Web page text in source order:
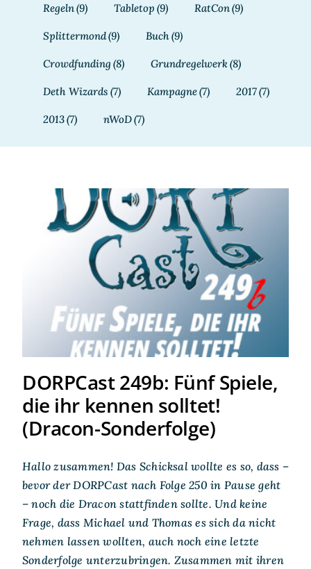
Regeln(9) Tabletop (9) RatCon(9)
Splittermond(9) Buch(9)
Crowdfunding (8) Grundregelwerk(8)
Deth Wizards (7) Kampagne(7) 2017(7)
2013(7) nWoD(7)
DORPCast 249b: Fünf Spiele,
die ihr kennen solltet!
(Dracon-Sonderfolge)
DORPCast 249b: Fünf Spiele,
die ihr kennen solltet!
(Dracon-Sonderfolge)
Hallo zusammen! Das Schicksal wollte es so, dass –
bevor der DORPCast nach Folge 250 in Pause geht
– noch die Dracon stattfinden sollte. Und keine
Frage, dass Michael und Thomas es sich da nicht
nehmen lassen wollten, auch noch eine letzte
Sonderfolge unterzubringen. Zusammen mit ihren